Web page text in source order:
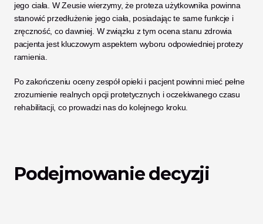
jego ciała. W Zeusie wierzymy, że proteza użytkownika powinna
stanowić przedłużenie jego ciała, posiadając te same funkcje i
zręczność, co dawniej. W związku z tym ocena stanu zdrowia
pacjenta jest kluczowym aspektem wyboru odpowiedniej protezy
ramienia.
Po zakończeniu oceny zespół opieki i pacjent powinni mieć pełne
zrozumienie realnych opcji protetycznych i oczekiwanego czasu
rehabilitacji, co prowadzi nas do kolejnego kroku.
Podejmowanie decyzji